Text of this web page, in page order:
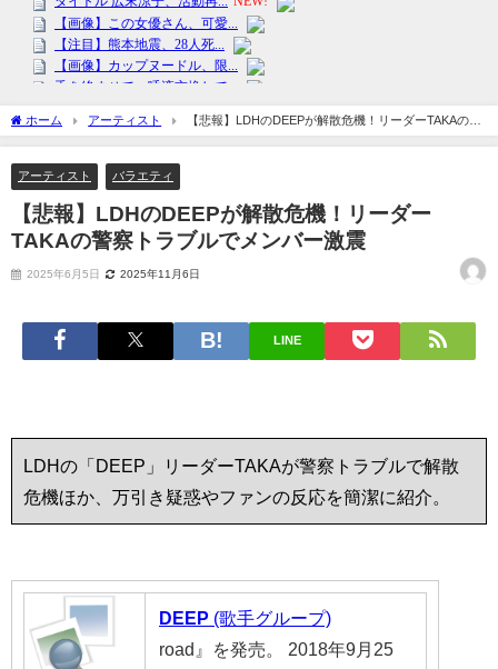
ホーム アーティスト
【悲報】LDHのDEEPが解散危機！リーダーTAKAの警
察トラブルでメンバー激震
アーティスト バラエティ
【悲報】LDHのDEEPが解散危機！リーダー
TAKAの警察トラブルでメンバー激震
2025年6月5日 2025年11月6日
LINE
LDHの「DEEP」リーダーTAKAが警察トラブルで解散
危機ほか、万引き疑惑やファンの反応を簡潔に紹介。
DEEP (歌手グループ)
road』を発売。 2018年9月25